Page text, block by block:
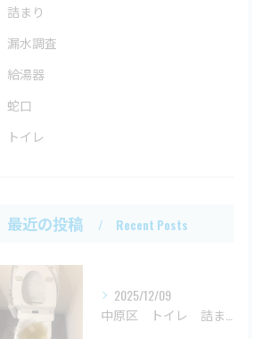
詰まり
漏水調査
給湯器
蛇口
トイレ
最近の投稿 Recent Posts
2025/12/09